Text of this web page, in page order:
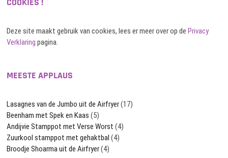
Deze site maakt gebruik van cookies, lees er meer over op dePrivacy
Verklaring pagina.
MEESTE APPLAUS
Lasagnes van de Jumbo uit de Airfryer(17)
Beenham met Spek en Kaas (5)
Andijvie Stamppot met Verse Worst (4)
Zuurkool stamppot met gehaktbal (4)
Broodje Shoarma uit de Airfryer(4)